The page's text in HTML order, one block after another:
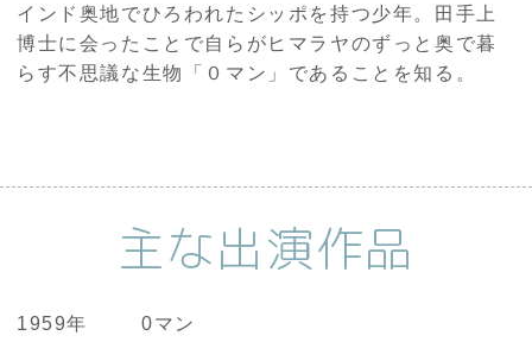
インド奥地でひろわれたシッポを持つ少年。田手上
博士に会ったことで自らがヒマラヤのずっと奥で暮
らす不思議な生物「０マン」であることを知る。
主な出演作品
1959年 0マン